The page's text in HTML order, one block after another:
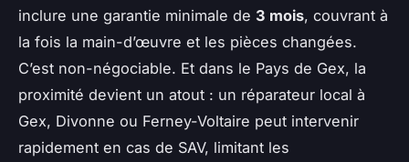
inclure une garantie minimale de 3 mois, couvrant à
la fois la main-d’œuvre et les pièces changées.
C’est non-négociable. Et dans le Pays de Gex, la
proximité devient un atout : un réparateur local à
Gex, Divonne ou Ferney-Voltaire peut intervenir
rapidement en cas de SAV, limitant les